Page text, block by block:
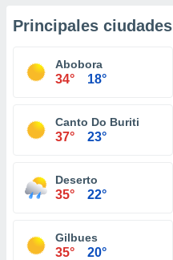
Principales ciudades
Abobora
34° 18°
Canto Do Buriti
37° 23°
Deserto
35° 22°
Gilbues
35° 20°